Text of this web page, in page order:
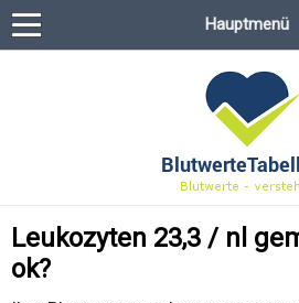
Hauptmenü
Leukozyten 23,3 / nl
ok?